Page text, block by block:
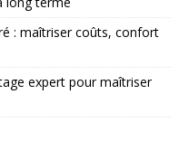
: maîtriser coûts, confort
expert pour maîtriser